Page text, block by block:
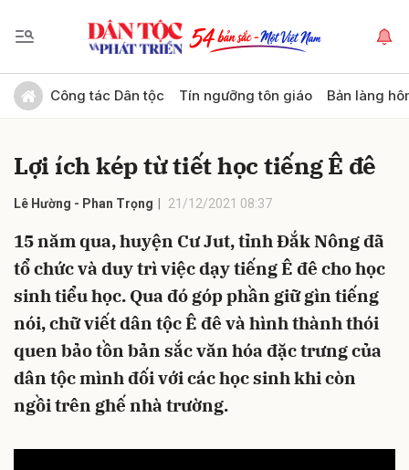
Công tác Dân tộc Tín ngưỡng tôn giáo Bản làng
Lợi ích kép từ tiết học tiếng Ê đê
Lê Hường - Phan Trọng 21/12/2021 08:37
15 năm qua, huyện Cư Jut, tỉnh Đắk Nông đã
tổ chức và duy trì việc dạy tiếng Ê đê cho học
sinh tiểu học. Qua đó góp phần giữ gìn tiếng
nói, chữ viết dân tộc Ê đê và hình thành thói
quen bảo tồn bản sắc văn hóa đặc trưng của
dân tộc mình đối với các học sinh khi còn
ngồi trên ghế nhà trường.
Gửi bình luận
Hủy Gửi